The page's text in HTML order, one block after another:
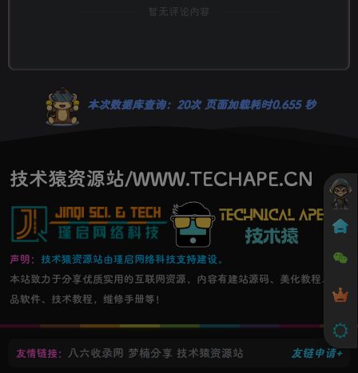
暂无评论内容
本次数据库查询：20次 页面加载耗时0.655 秒
技术猿资源站/WWW.TECHAPE.CN
声明： 技术猿资源站由瑾启网络科技支持建设。
本站致力于分享优质实用的互联网资源，内容有建站源码、美化教程、精
品软件、技术教程，维修手册等！
友链申请+
友情链接： 八六收录网 梦楠分享 技术猿资源站